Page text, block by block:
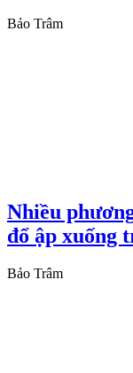
Bảo Trâm
Nhiều
đổ ập xuống
Bảo Trâm